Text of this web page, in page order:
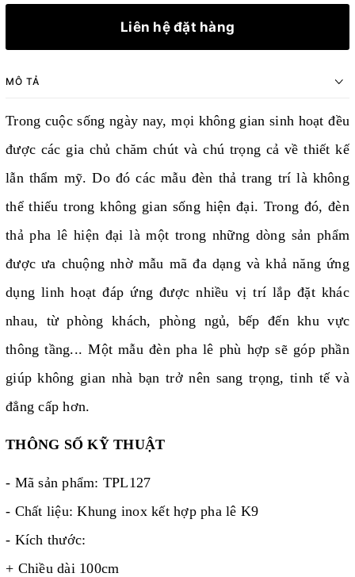
Liên hệ đặt hàng
MÔ TẢ
Trong cuộc sống ngày nay, mọi không gian sinh hoạt đều
được các gia chủ chăm chút và chú trọng cả về thiết kế
lẫn thẩm mỹ. Do đó các mẫu đèn thả trang trí là không
thể thiếu trong không gian sống hiện đại. Trong đó, đèn
thả pha lê hiện đại là một trong những dòng sản phẩm
được ưa chuộng nhờ mẫu mã đa dạng và khả năng ứng
dụng linh hoạt đáp ứng được nhiều vị trí lắp đặt khác
nhau, từ phòng khách, phòng ngủ, bếp đến khu vực
thông tầng... Một mẫu đèn pha lê phù hợp sẽ góp phần
giúp không gian nhà bạn trở nên sang trọng, tinh tế và
đẳng cấp hơn.
THÔNG SỐ KỸ THUẬT
- Mã sản phẩm: TPL127
- Chất liệu: Khung inox kết hợp pha lê K9
- Kích thước:
+ Chiều dài 100cm